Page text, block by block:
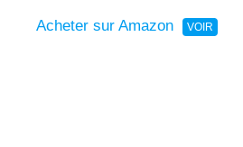
Acheter sur Amazon